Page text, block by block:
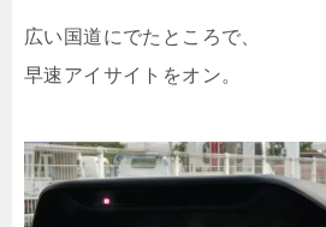
広い国道にでたところで、
早速アイサイトをオン。